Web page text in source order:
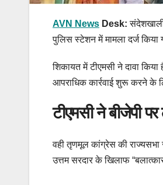
AVN News Desk:
पुलिस स्टेशन में मामला दर्ज
शिकायत में टीएमसी ने दावा
आपराधिक कार्रवाई शुरू करने के
टीएमसी ने बीजेपी
वही तृणमूल कांग्रेस की
उत्तम सरदार के खिलाफ